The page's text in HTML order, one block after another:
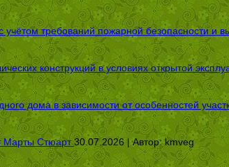
требований пожарной безопасности и
конструкций в условиях открытой
дома в зависимости от особенностей
Марты Стюарт 30.07.2026 | Автор:kmveg